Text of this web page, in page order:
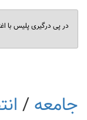
در پی درگیری پلیس با
جامعه/